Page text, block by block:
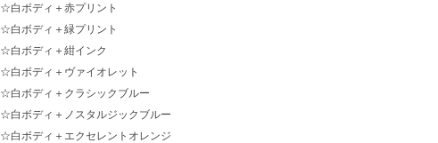
☆白ボディ＋赤プリント
☆白ボディ＋緑プリント
☆白ボディ＋紺インク
☆白ボディ＋ヴァイオレット
☆白ボディ＋クラシックブルー
☆白ボディ＋ノスタルジックブルー
☆白ボディ＋エクセレントオレンジ